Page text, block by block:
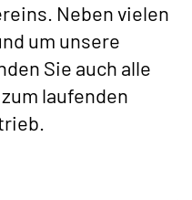
Neben vielen
um unsere
Sie auch alle
laufenden